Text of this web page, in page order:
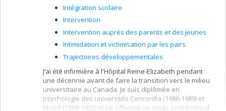
Intégration scolaire
Intervention
Intervention auprès des parents et des jeunes
Intimidation et victimisation par les pairs
Trajectoires développementales
J’ai été infirmière à l'Hôpital Reine-Elizabeth pendant
une décennie avant de faire la transition vers le milieu
universitaire au Canada. Je suis diplômée en
psychologie des universités Concordia (1986-1989) et
McGill (1989-1993) et j’ai effectué un stage postdoctoral